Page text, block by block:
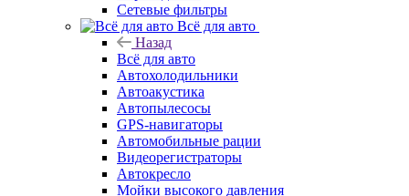
Сетевые фильтры
Всё для авто
Назад
Всё для авто
Автохолодильники
Автоакустика
Автопылесосы
GPS-навигаторы
Автомобильные рации
Видеорегистраторы
Автокресло
Мойки высокого давления